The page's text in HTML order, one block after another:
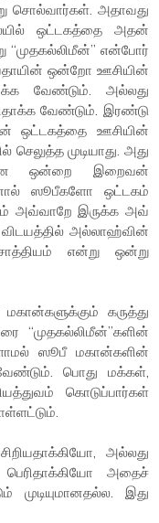
சொல்வார்கள். அதாவது
ஒட்டகத்தை அதன்
“முதகல்லிமீன்” என்போர்
ஒன்றோ ஊசியின்
வேண்டும். அல்லது
வேண்டும். இரண்டு
ஒட்டகத்தை ஊசியின்
முடியாது. அது
ஒன்றை இறைவன்
ஸூபீகளோ ஒட்டகம்
அவ்வாறே இருக்க அவ்
அல்லாஹ்வின்
என்று ஒன்று
கருத்து
“முதகல்லிமீன்”களின்
ஸூபீ மகான்களின்
பொது மக்கள்,
கொடுப்பார்கள்
அல்லது
அதைச்
முடியுமானதல்ல. இது